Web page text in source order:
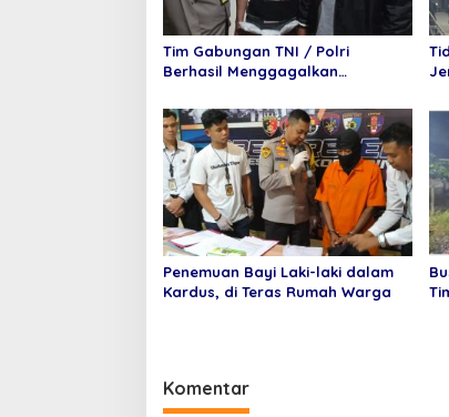
o
s
Tim Gabungan TNI / Polri
Berhasil Menggagalkan
dan 6 Paket pil Ekstasi Di
Bandara Internasional
Minangkabau
Penemuan Bayi Laki-laki dalam
Kardus, di Teras Rumah Warga
Komentar